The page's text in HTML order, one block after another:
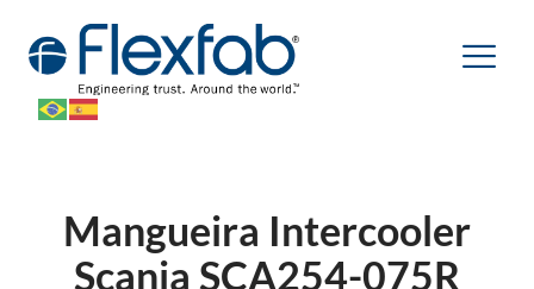
Mangueira Intercooler
Scania SCA254-075R